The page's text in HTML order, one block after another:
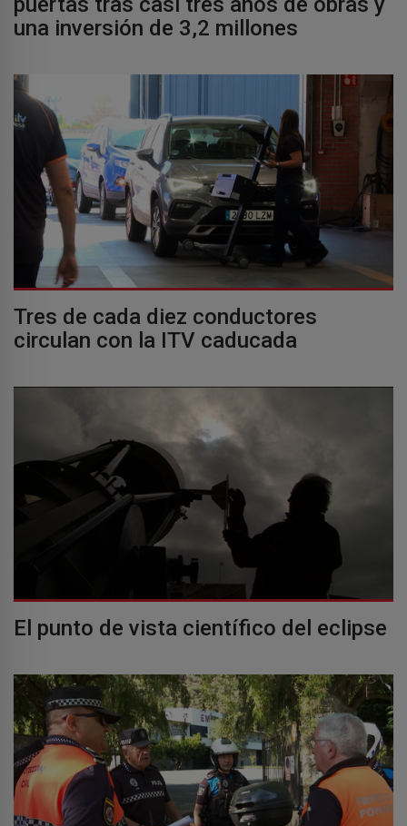
una inversión de 3,2 millones
Tres de cada diez conductores
circulan con la ITV caducada
El punto de vista científico del eclipse